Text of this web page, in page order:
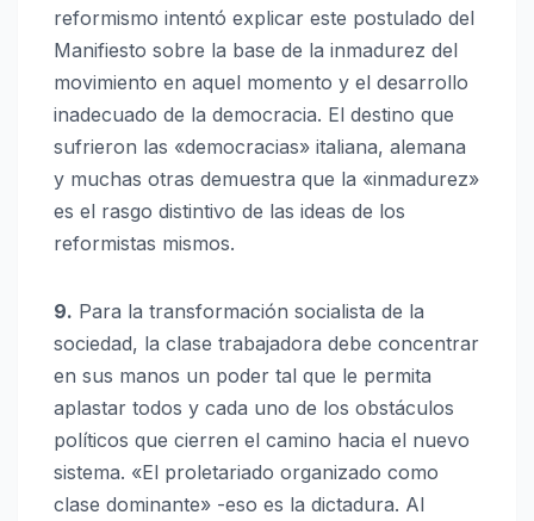
reformismo intentó explicar este postulado del
Manifiesto sobre la base de la inmadurez del
movimiento en aquel momento y el desarrollo
inadecuado de la democracia. El destino que
sufrieron las «democracias» italiana, alemana
y muchas otras demuestra que la «inmadurez»
es el rasgo distintivo de las ideas de los
reformistas mismos.
9. Para la transformación socialista de la
sociedad, la clase trabajadora debe concentrar
en sus manos un poder tal que le permita
aplastar todos y cada uno de los obstáculos
políticos que cierren el camino hacia el nuevo
sistema. «El proletariado organizado como
clase dominante» -eso es la dictadura. Al